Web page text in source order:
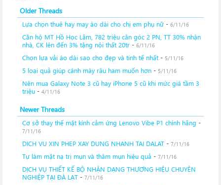
Older Threads
Lựa chọn thuê hay may áo dài cho chị em phụ nữ - 6/11/16
Căn hộ MT Hồ Học Lãm, 782 triệu căn góc 2 PN, TT 30% nhận
nhà, CK lên đến 3% tặng nội thất 20tr - 6/11/16
Chọn lựa vải áo dài sao cho đẹp và tinh tế nhất - 5/11/16
5 loại quả giúp cánh mày râu ham muốn hơn - 5/11/16
Nên mua Galaxy Note 3 cũ hay iPhone 5 cũ khi mức giá tầm 3
triệu - 4/11/16
Newer Threads
Cơ sở thay thế mặt kính cảm ứng Lenovo Vibe P1 chính hãng -
7/11/16
DICH VU XIN PHEP XAY DUNG NHANH TAI DALAT - 7/11/16
Tự làm mặt nạ trị mụn và thâm mụn hiệu quả - 7/11/16
DỊCH VỤ THIẾT KẾ BỘ NHẬN DẠNG THƯƠNG HIỆU CHUYÊN
NGHIỆP TẠI ĐÀ LẠT - 7/11/16